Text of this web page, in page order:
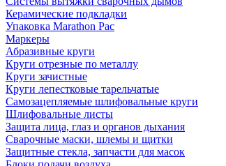
Керамические подкладки
Упаковка Marathon Pac
Маркеры
Абразивные круги
Круги отрезные по металлу
Круги зачистные
Круги лепестковые тарельчатые
Самозацепляемые шлифовальные круги
Шлифовальные листы
Защита лица, глаз и органов дыхания
Сварочные маски, шлемы и щитки
Защитные стекла, запчасти для масок